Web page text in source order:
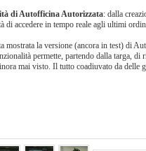
di Autofficina Autorizzata: dalla
di accedere in tempo reale agli ultimi
mostrata la versione (ancora in test) di
permette, partendo dalla targa,
mai visto. Il tutto coadiuvato da delle